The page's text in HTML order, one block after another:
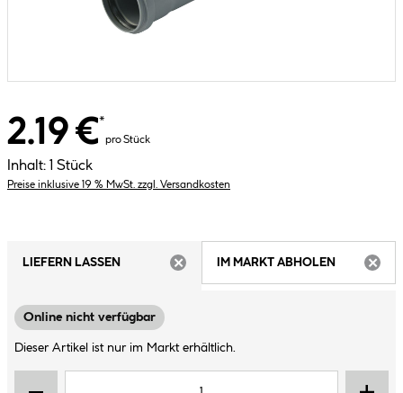
2.19 €*
pro Stück
Inhalt: 1 Stück
Preise inklusive 19 % MwSt. zzgl. Versandkosten
LIEFERN LASSEN
IM MARKT ABHOLEN
Online nicht verfügbar
Dieser Artikel ist nur im Markt erhältlich.